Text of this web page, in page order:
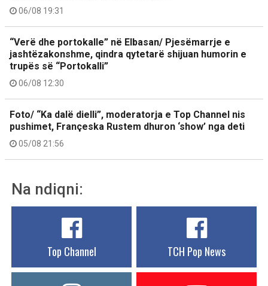
06/08 19:31
“Verë dhe portokalle” në Elbasan/ Pjesëmarrje e
jashtëzakonshme, qindra qytetarë shijuan humorin e
trupës së “Portokalli”
06/08 12:30
Foto/ “Ka dalë dielli”, moderatorja e Top Channel nis
pushimet, Françeska Rustem dhuron ‘show’ nga deti
05/08 21:56
Na ndiqni:
Top Channel TCH Pop News